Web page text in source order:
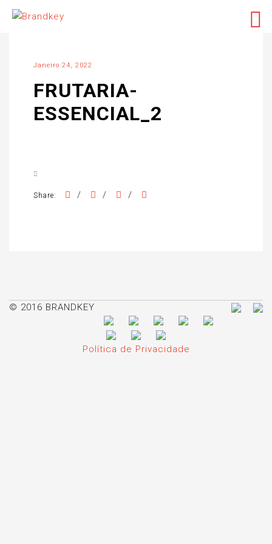
Janeiro 24, 2022
FRUTARIA-
ESSENCIAL_2
Share: / / /
© 2016 BRANDKEY
Política de Privacidade